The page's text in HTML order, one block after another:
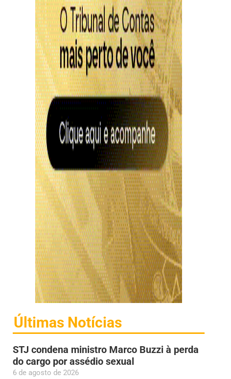
Últimas Notícias
STJ condena ministro Marco Buzzi à perda
do cargo por assédio sexual
6 de agosto de 2026